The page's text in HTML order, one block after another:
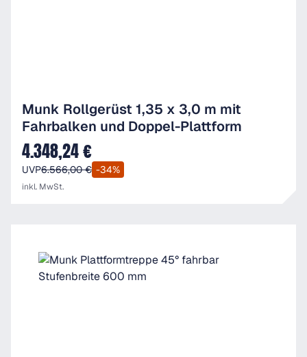
Munk Rollgerüst 1,35 x 3,0 m mit
Fahrbalken und Doppel-Plattform
Verkaufspreis:
4.348,24 €
UVP6.566,00 € -34%
inkl. MwSt.